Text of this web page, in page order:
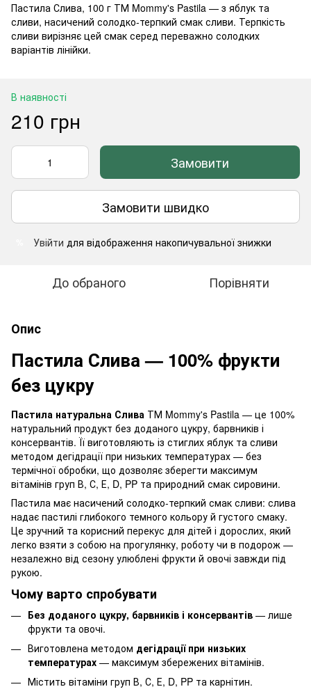
Пастила Слива, 100 г ТМ Mommy's Pastila — з яблук та
сливи, насичений солодко-терпкий смак сливи. Терпкість
сливи вирізняє цей смак серед переважно солодких
варіантів лінійки.
В наявності
210 грн
Замовити
Замовити швидко
Увійти для відображення накопичувальної знижки
До обраного Порівняти
Опис
Пастила Слива — 100% фрукти
без цукру
Пастила натуральна Слива ТМ Mommy's Pastila — це 100%
натуральний продукт без доданого цукру, барвників і
консервантів. Її виготовляють із стиглих яблук та сливи
методом дегідрації при низьких температурах — без
термічної обробки, що дозволяє зберегти максимум
вітамінів груп В, С, Е, D, PP та природний смак сировини.
Пастила має насичений солодко-терпкий смак сливи: слива
надає пастилі глибокого темного кольору й густого смаку.
Це зручний та корисний перекус для дітей і дорослих, який
легко взяти з собою на прогулянку, роботу чи в подорож —
незалежно від сезону улюблені фрукти й овочі завжди під
рукою.
Чому варто спробувати
Без доданого цукру, барвників і консервантів — лише
фрукти та овочі.
Виготовлена методом дегідрації при низьких
температурах — максимум збережених вітамінів.
Містить вітаміни груп В, С, Е, D, PP та карнітин.